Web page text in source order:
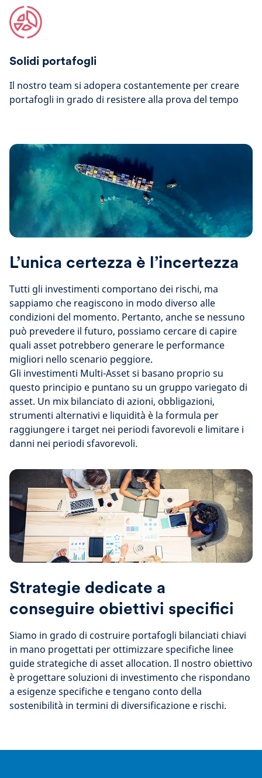
Solidi portafogli
Il nostro team si adopera costantemente per creare
portafogli in grado di resistere alla prova del tempo
L’unica certezza è l’incertezza
Tutti gli investimenti comportano dei rischi, ma
sappiamo che reagiscono in modo diverso alle
condizioni del momento. Pertanto, anche se nessuno
può prevedere il futuro, possiamo cercare di capire
quali asset potrebbero generare le performance
migliori nello scenario peggiore.
Gli investimenti Multi-Asset si basano proprio su
questo principio e puntano su un gruppo variegato di
asset. Un mix bilanciato di azioni, obbligazioni,
strumenti alternativi e liquidità è la formula per
raggiungere i target nei periodi favorevoli e limitare i
danni nei periodi sfavorevoli.
Strategie dedicate a
conseguire obiettivi specifici
Siamo in grado di costruire portafogli bilanciati chiavi
in mano progettati per ottimizzare specifiche linee
guide strategiche di asset allocation. Il nostro obiettivo
è progettare soluzioni di investimento che rispondano
a esigenze specifiche e tengano conto della
sostenibilità in termini di diversificazione e rischi.